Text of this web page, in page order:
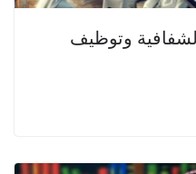
وتوظيف